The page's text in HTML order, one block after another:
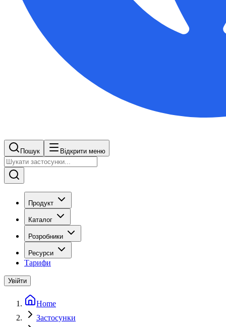
Пошук Відкрити меню
Продукт
Каталог
Розробники
Ресурси
Тарифи
Увійти
Home
Застосунки